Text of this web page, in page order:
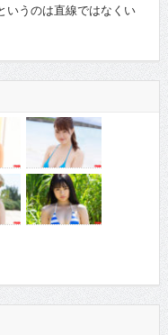
うのは直線ではなくい